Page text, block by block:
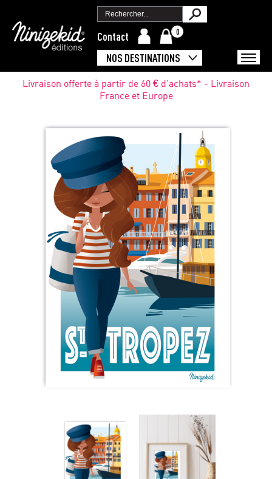
Contact 0
NOS DESTINATIONS
Livraison offerte à partir de 60 € d'achats* - Livraison
France et Europe